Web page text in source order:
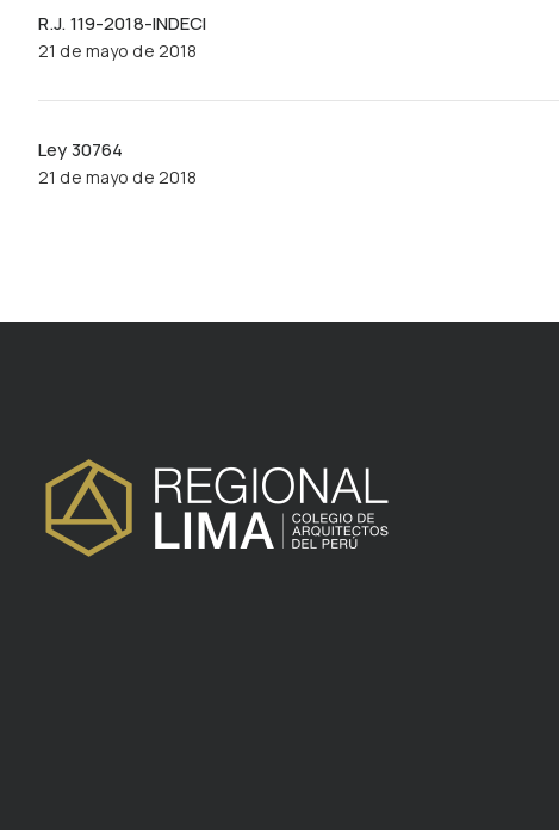
R.J. 119-2018-INDECI
21 de mayo de 2018
Ley 30764
21 de mayo de 2018